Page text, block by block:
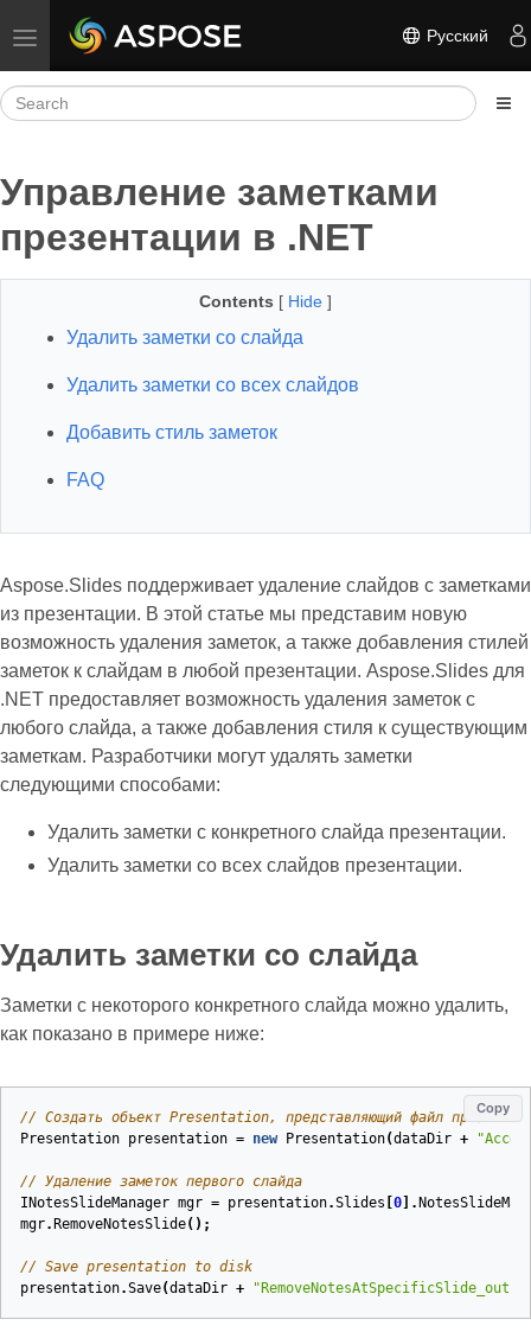
Toggle navigation Русский
Управление заметками
презентации в .NET
Contents [ Hide ]
Удалить заметки со слайда
Удалить заметки со всех слайдов
Добавить стиль заметок
FAQ
Aspose.Slides поддерживает удаление слайдов с заметками
из презентации. В этой статье мы представим новую
возможность удаления заметок, а также добавления стилей
заметок к слайдам в любой презентации. Aspose.Slides для
.NET предоставляет возможность удаления заметок с
любого слайда, а также добавления стиля к существующим
заметкам. Разработчики могут удалять заметки
следующими способами:
Удалить заметки с конкретного слайда презентации.
Удалить заметки со всех слайдов презентации.
Удалить заметки со слайда
Заметки с некоторого конкретного слайда можно удалить,
как показано в примере ниже:
Copy
// Создать объект Presentation, представляющий файл
Presentation presentation = new Presentation(dataDir +
// Удаление заметок первого слайда
INotesSlideManager mgr = presentation.Slides 0 ].
mgr. RemoveNotesSlide();
// Save presentation to disk
presentation.Save(dataDir +